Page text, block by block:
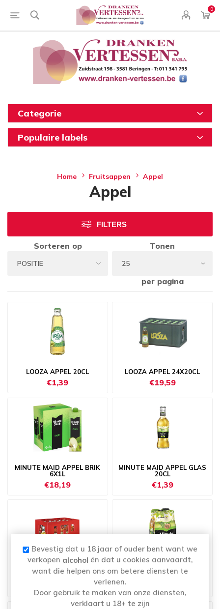
0
Categorie
Populaire labels
Home Fruitsappen Appel
Appel
FILTERS
Sorteren op Tonen
per pagina
LOOZA APPEL 20CL
€1,39
LOOZA APPEL 24X20CL
€19,59
MINUTE MAID APPEL BRIK
6X1L
€18,19
MINUTE MAID APPEL GLAS
20CL
€1,39
MINUTE MAID APPEL GLAS
24X20CL
MINUTE MAID APPEL PET
4X33CL
Bevestig dat u 18 jaar of ouder bent want we
verkopen alcohol én dat u cookies aanvaardt,
want die helpen ons om betere diensten te
verlenen.
Door gebruik te maken van onze diensten,
verklaart u 18+ te zijn